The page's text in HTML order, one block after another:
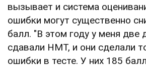
вызывает и система
ошибки могут существенно
балл. "В этом году у меня две
сдавали НМТ, и они сделали
ошибки в тесте. У них 185